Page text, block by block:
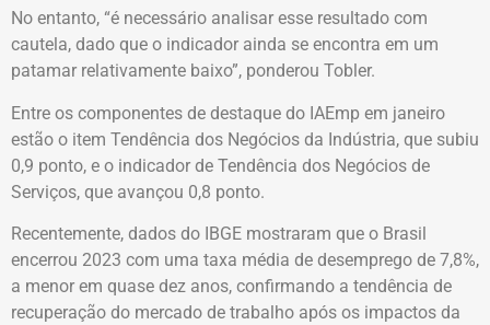
No entanto, “é necessário analisar esse resultado com
cautela, dado que o indicador ainda se encontra em um
patamar relativamente baixo”, ponderou Tobler.
Entre os componentes de destaque do IAEmp em janeiro
estão o item Tendência dos Negócios da Indústria, que subiu
0,9 ponto, e o indicador de Tendência dos Negócios de
Serviços, que avançou 0,8 ponto.
Recentemente, dados do IBGE mostraram que o Brasil
encerrou 2023 com uma taxa média de desemprego de 7,8%,
a menor em quase dez anos, confirmando a tendência de
recuperação do mercado de trabalho após os impactos da